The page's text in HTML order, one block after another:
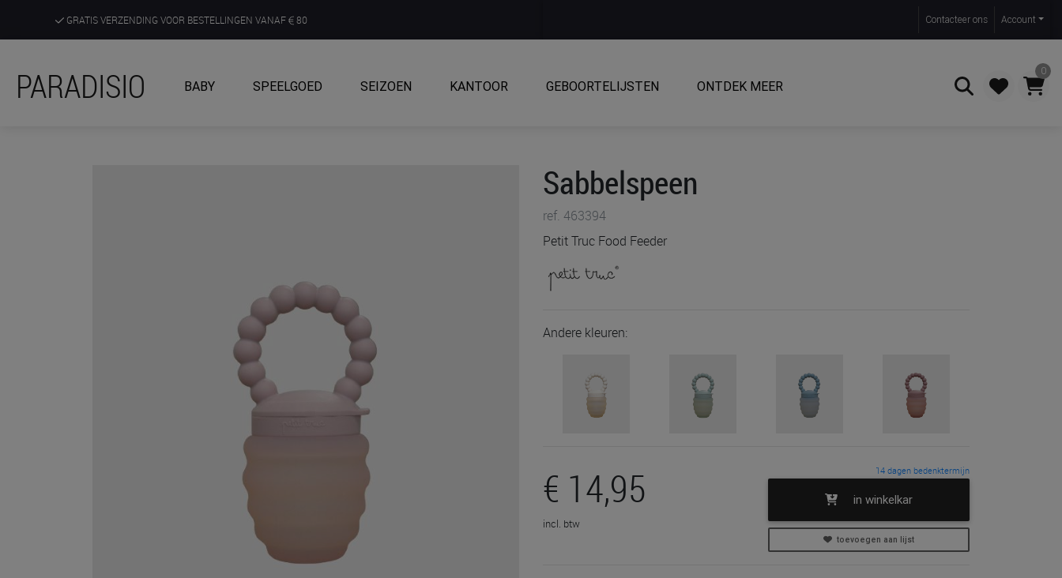
GRATIS VERZENDING VOOR BESTELLINGEN VANAF 80
ONTDEK, BELEEF EN KRIJG ADVIES IN ONZE WINKELS
Contacteer ons Account
PARADISIO BABY SPEELGOED SEIZOEN KANTOOR GEBOORTELIJSTEN ONTDEK MEER
0
Sabbelspeen
ref. 463394
Petit Truc Food Feeder
Andere kleuren:
€ 14,95
incl. btw
14 dagen bedenktermijn
in winkelkar
toevoegen aan lijst